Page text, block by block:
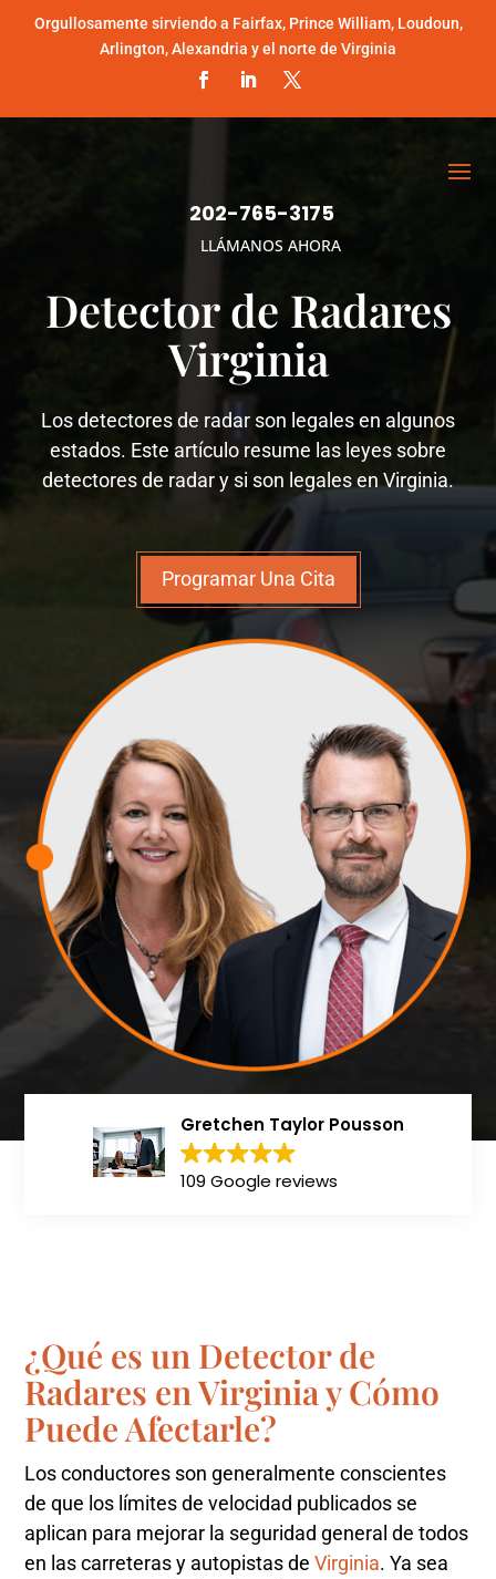
Orgullosamente sirviendo a Fairfax, Prince William, Loudoun,
Arlington, Alexandria y el norte de Virginia
202-765-3175
LLÁMANOS AHORA
Detector de Radares
Virginia
Los detectores de radar son legales en algunos
estados. Este artículo resume las leyes sobre
detectores de radar y si son legales en Virginia.
Programar Una Cita
Gretchen Taylor Pousson
109 Google reviews
¿Qué es un Detector de
Radares en Virginia y Cómo
Puede Afectarle?
Los conductores son generalmente conscientes
de que los límites de velocidad publicados se
aplican para mejorar la seguridad general de todos
en las carreteras y autopistas de Virginia. Ya sea